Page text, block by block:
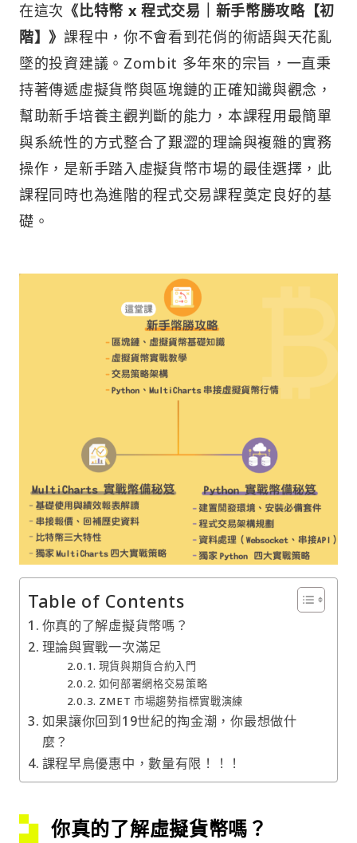
在這次 《比特幣 x 程式交易｜新手幣勝攻略【初
階】》課程中，你不會看到花俏的術語與天花亂
墜的投資建議。Zombit 多年來的宗旨，一直秉
持著傳遞虛擬貨幣與區塊鏈的正確知識與觀念，
幫助新手培養主觀判斷的能力，本課程用最簡單
與系統性的方式整合了艱澀的理論與複雜的實務
操作，是新手踏入虛擬貨幣市場的最佳選擇，此
課程同時也為進階的程式交易課程奠定良好的基
礎。
Table of Contents
你真的了解虛擬貨幣嗎？
理論與實戰一次滿足
現貨與期貨合約入門
如何部署網格交易策略
ZMET 市場趨勢指標實戰演練
如果讓你回到19世紀的掏金潮，你最想做什
麼？
課程早鳥優惠中，數量有限！！！
你真的了解虛擬貨幣嗎？